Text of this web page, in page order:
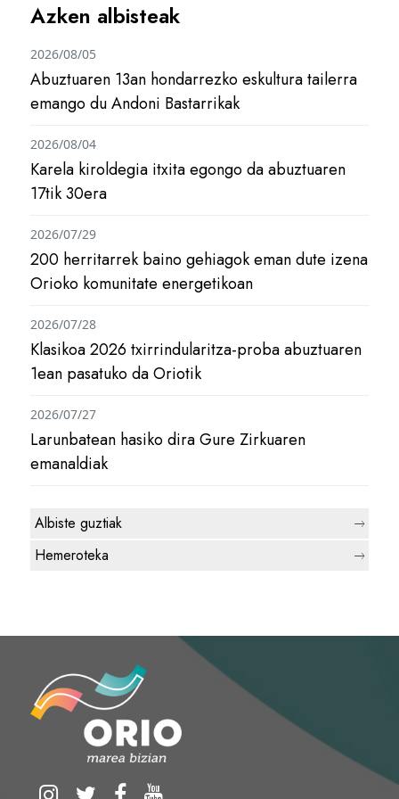
Azken albisteak
Abuztuaren 13an hondarrezko eskultura tailerra
emango du Andoni Bastarrikak
2026/08/05
Karela kiroldegia itxita egongo da abuztuaren
17tik 30era
2026/08/04
200 herritarrek baino gehiagok eman dute izena
Orioko komunitate energetikoan
2026/07/29
Klasikoa 2026 txirrindularitza-proba abuztuaren
1ean pasatuko da Oriotik
2026/07/28
Larunbatean hasiko dira Gure Zirkuaren
emanaldiak
2026/07/27
Albiste guztiak
Hemeroteka